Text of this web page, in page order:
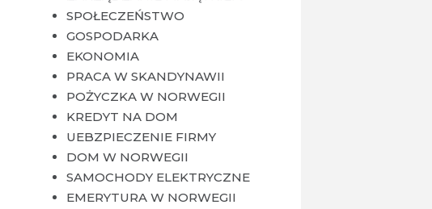
SPOŁECZEŃSTWO
GOSPODARKA
EKONOMIA
PRACA W SKANDYNAWII
POŻYCZKA W NORWEGII
KREDYT NA DOM
UEBZPIECZENIE FIRMY
DOM W NORWEGII
SAMOCHODY ELEKTRYCZNE
EMERYTURA W NORWEGII